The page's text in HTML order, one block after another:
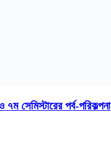
সেমিস্টারের পর্ব-পরিকল্পনা